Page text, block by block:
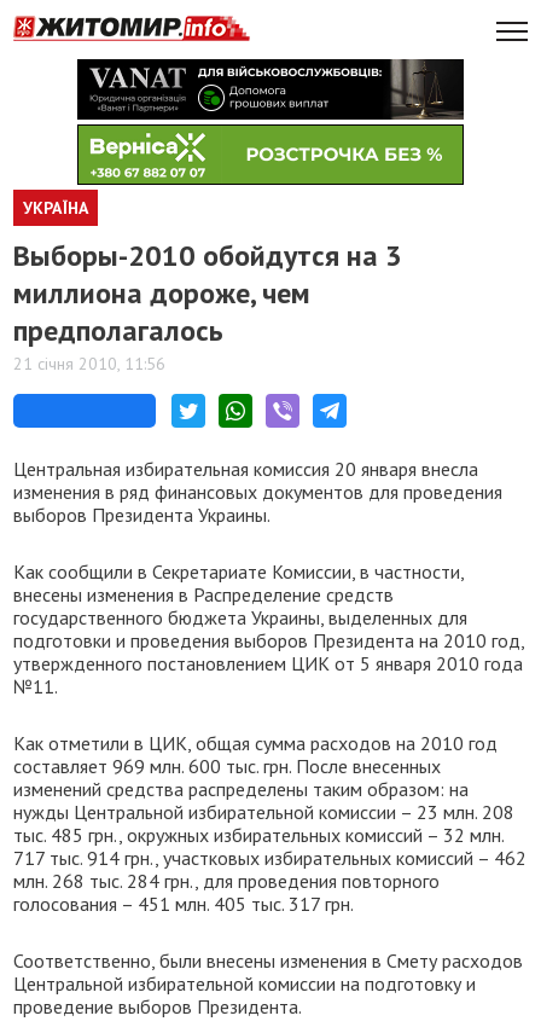
УКРАЇНА
Выборы-2010 обойдутся на 3
миллиона дороже, чем
предполагалось
21 січня 2010, 11:56
Центральная избирательная комиссия 20 января внесла
изменения в ряд финансовых документов для проведения
выборов Президента Украины.
Как сообщили в Секретариате Комиссии, в частности,
внесены изменения в Распределение средств
государственного бюджета Украины, выделенных для
подготовки и проведения выборов Президента на 2010 год,
утвержденного постановлением ЦИК от 5 января 2010 года
№11.
Как отметили в ЦИК, общая сумма расходов на 2010 год
составляет 969 млн. 600 тыс. грн. После внесенных
изменений средства распределены таким образом: на
нужды Центральной избирательной комиссии – 23 млн. 208
тыс. 485 грн., окружных избирательных комиссий – 32 млн.
717 тыс. 914 грн., участковых избирательных комиссий – 462
млн. 268 тыс. 284 грн., для проведения повторного
голосования – 451 млн. 405 тыс. 317 грн.
Соответственно, были внесены изменения в Смету расходов
Центральной избирательной комиссии на подготовку и
проведение выборов Президента.